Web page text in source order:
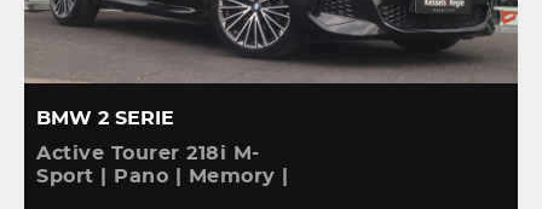
BMW 2 SERIE
Active Tourer 218i M-
Sport | Pano | Memory |